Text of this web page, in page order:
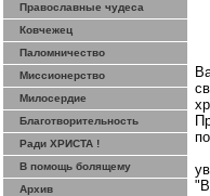
Православные чудеса
Ковчежец
Паломничество
Миссионерство
Милосердие
Благотворительность
Ради ХРИСТА !
В помощь болящему
Архив